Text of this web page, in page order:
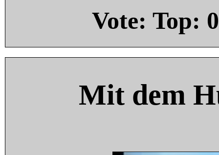
Vote: Top: 0
Mit dem